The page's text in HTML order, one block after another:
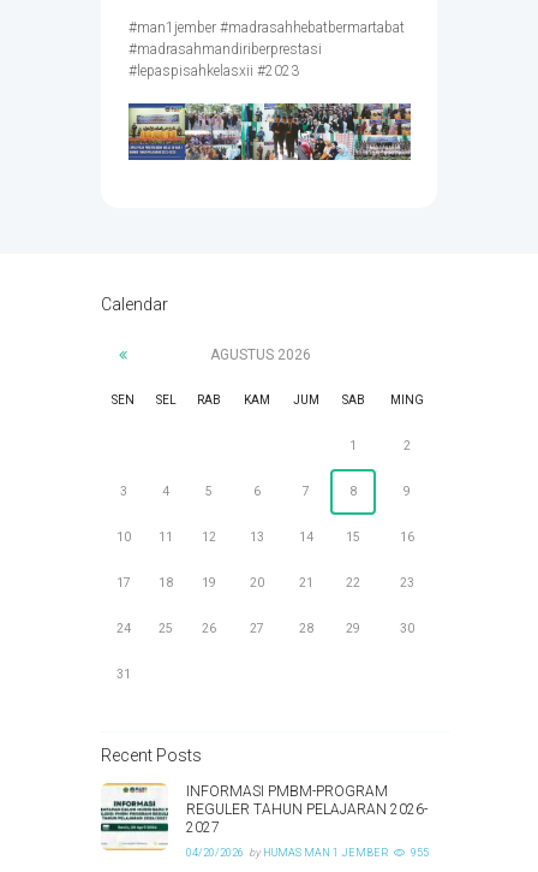
#man1jember #madrasahhebatbermartabat
#madrasahmandiriberprestasi
#lepaspisahkelasxii #2023
Calendar
AGUSTUS 2026
SEN SEL RAB KAM JUM SAB MING
1 2
3 4 5 6 7 8 9
10 11 12 13 14 15 16
17 18 19 20 21 22 23
24 25 26 27 28 29 30
31
Recent Posts
INFORMASI PMBM-PROGRAM
REGULER TAHUN PELAJARAN 2026-
2027
04/20/2026 by HUMAS MAN 1 JEMBER 955